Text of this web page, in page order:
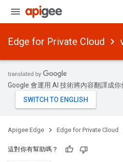
Edge for Private Cloud
Google 會運用 AI 技術將內容翻譯成你
Apigee Edge Edge for Private Cloud
這對你有幫助嗎？